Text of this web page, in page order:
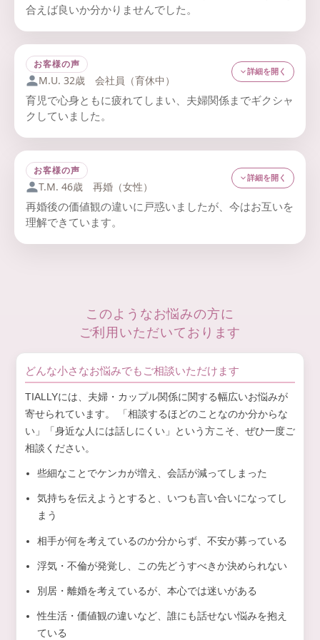
カウンセラーより
お互いが「勝とうとする会話」になっていたため、主
語を“私”に戻す練習を実施。「あなたが悪い」ではな
く 「私はこう感じた」と言い換えることで、感情が整
合えば良いか分かりませんでした。
一度距離を置いたことで冷静になれた反面、再び話すのが
怖くなっていました。カウンセリングで“関係再構築のステ
ップ” を学び、今は穏やかに連絡を取れるようになっていま
す。
カウンセラーより
別居期間は「冷却」ではなく「整理と準備」の時間。
感情の温度を整え、再開時のルール（時間・場所・話
題）を明確化することで、 再接点がスムーズにいきま
お客様の声
M.U. 32歳 会社員（育休中）
詳細を開く
育児で心身ともに疲れてしまい、夫婦関係までギクシャ
クしていました。
夫の何気ない言葉にイライラしてしまい、自分でも抑えら
れなくなっていました。話を聞いてもらう中で、 「頑張ら
なきゃ」ではなく「頼ってもいい」と思えるようになりま
した。
カウンセラーより
育児期は“我慢より分担”が鍵。「疲れた」「助けて」
お客様の声
T.M. 46歳 再婚（女性）
詳細を開く
再婚後の価値観の違いに戸惑いましたが、今はお互いを
理解できています。
以前の結婚との比較をしてしまい、相手に厳しくなってい
カウンセラーより
再婚では「過去の常識のリセット」が重要。比較では
化が育まれます。
このようなお悩みの方に
ご利用いただいております
どんな小さなお悩みでもご相談いただけます
TIALLYには、夫婦・カップル関係に関する幅広いお悩みが
寄せられています。 「相談するほどのことなのか分からな
い」「身近な人には話しにくい」という方こそ、ぜひ一度ご
相談ください。
些細なことでケンカが増え、会話が減ってしまった
気持ちを伝えようとすると、いつも言い合いになってし
まう
相手が何を考えているのか分からず、不安が募っている
浮気・不倫が発覚し、この先どうすべきか決められない
別居・離婚を考えているが、本心では迷いがある
性生活・価値観の違いなど、誰にも話せない悩みを抱え
ている